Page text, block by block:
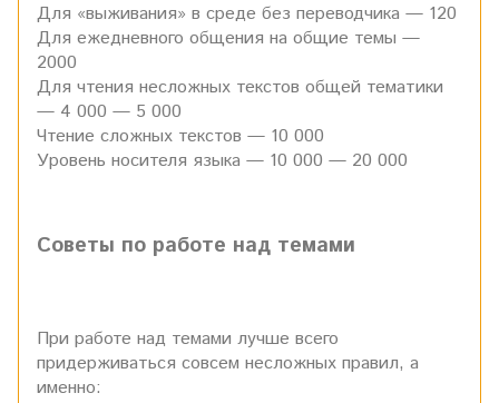
Для «выживания» в среде без переводчика — 120
Для ежедневного общения на общие темы —
2000
Для чтения несложных текстов общей тематики
— 4 000 — 5 000
Чтение сложных текстов — 10 000
Уровень носителя языка — 10 000 — 20 000
Советы по работе над темами
При работе над темами лучше всего
придерживаться совсем несложных правил, а
именно: